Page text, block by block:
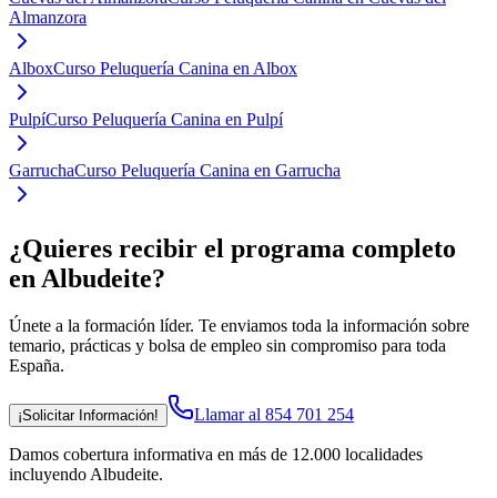
Almanzora
AlboxCurso Peluquería Canina en Albox
PulpíCurso Peluquería Canina en Pulpí
GarruchaCurso Peluquería Canina en Garrucha
¿Quieres recibir el programa completo
en Albudeite?
Únete a la formación líder. Te enviamos toda la información sobre
temario, prácticas y bolsa de empleo sin compromiso para toda
España.
¡Solicitar Información! Llamar al 854 701 254
Damos cobertura informativa en más de 12.000 localidades
incluyendo Albudeite.